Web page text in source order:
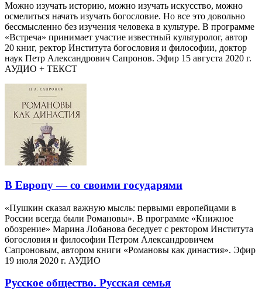
Можно изучать историю, можно изучать искусство, можно
осмелиться начать изучать богословие. Но все это довольно
бессмысленно без изучения человека в культуре. В программе
«Встреча» принимает участие известный культуролог, автор
20 книг, ректор Института богословия и философии, доктор
наук Петр Александрович Сапронов. Эфир 15 августа 2020 г.
АУДИО + ТЕКСТ
В Европу — со своими государями
«Пушкин сказал важную мысль: первыми европейцами в
России всегда были Романовы». В программе «Книжное
обозрение» Марина Лобанова беседует с ректором Института
богословия и философии Петром Александровичем
Сапроновым, автором книги «Романовы как династия». Эфир
19 июля 2020 г. АУДИО
Русское общество. Русская семья